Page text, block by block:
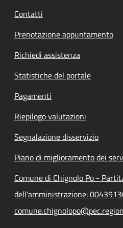
Contatti
Prenotazione appuntamento
Richiedi assistenza
Statistiche del portale
Pagamenti
Riepilogo valutazioni
Segnalazione disservizio
Piano di miglioramento dei
Comune di Chignolo Po -
dell'amministrazione: